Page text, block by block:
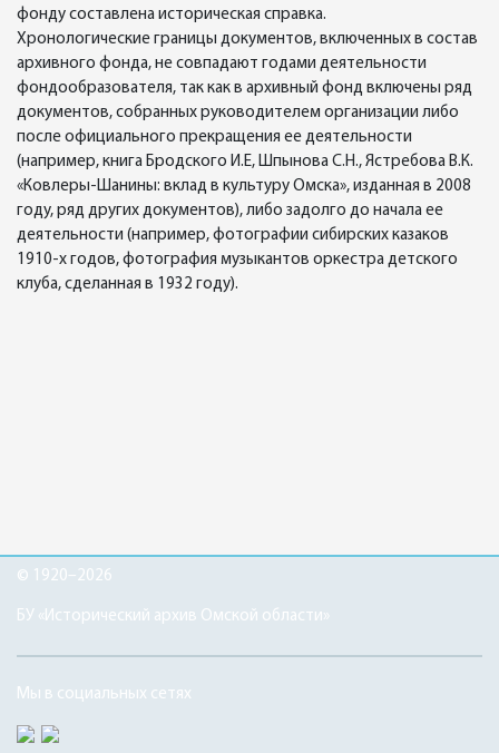
фонду составлена историческая справка.
Хронологические границы документов, включенных в состав
архивного фонда, не совпадают годами деятельности
фондообразователя, так как в архивный фонд включены ряд
документов, собранных руководителем организации либо
после официального прекращения ее деятельности
(например, книга Бродского И.Е, Шпынова С.Н., Ястребова В.К.
«Ковлеры-Шанины: вклад в культуру Омска», изданная в 2008
году, ряд других документов), либо задолго до начала ее
деятельности (например, фотографии сибирских казаков
1910-х годов, фотография музыкантов оркестра детского
клуба, сделанная в 1932 году).
© 1920–2026
БУ «Исторический архив Омской области»
Мы в социальных сетях